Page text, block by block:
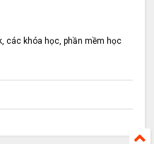
các khóa học, phần mềm học